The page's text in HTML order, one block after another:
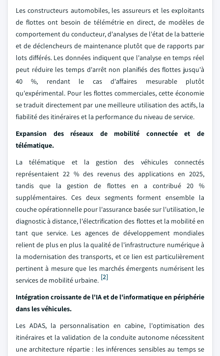
Les constructeurs automobiles, les assureurs et les exploitants
de flottes ont besoin de télémétrie en direct, de modèles de
comportement du conducteur, d'analyses de l'état de la batterie
et de déclencheurs de maintenance plutôt que de rapports par
lots différés. Les données indiquent que l'analyse en temps réel
peut réduire les temps d'arrêt non planifiés des flottes jusqu'à
40 %, rendant le cas d'affaires mesurable plutôt
qu'expérimental. Pour les flottes commerciales, cette économie
se traduit directement par une meilleure utilisation des actifs, la
fiabilité des itinéraires et la performance du niveau de service.
Expansion des réseaux de mobilité connectée et de
télématique.
La télématique et la gestion des véhicules connectés
représentaient 22 % des revenus des applications en 2025,
tandis que la gestion de flottes en a contribué 20 %
supplémentaires. Ces deux segments forment ensemble la
couche opérationnelle pour l'assurance basée sur l'utilisation, le
diagnostic à distance, l'électrification des flottes et la mobilité en
tant que service. Les agences de développement mondiales
relient de plus en plus la qualité de l'infrastructure numérique à
la modernisation des transports, et ce lien est particulièrement
pertinent à mesure que les marchés émergents numérisent les
services de mobilité urbaine. [2]
Intégration croissante de l'IA et de l'informatique en périphérie
dans les véhicules.
Les ADAS, la personnalisation en cabine, l'optimisation des
itinéraires et la validation de la conduite autonome nécessitent
une architecture répartie : les inférences sensibles au temps se